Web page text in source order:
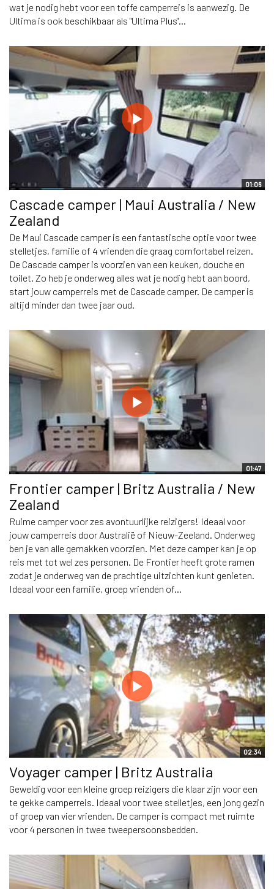
wat je nodig hebt voor een toffe camperreis is aanwezig. De
Ultima is ook beschikbaar als "Ultima Plus"...
01:06
Cascade camper | Maui Australia / New
Zealand
De Maui Cascade camper is een fantastische optie voor twee
stelletjes, familie of 4 vrienden die graag comfortabel reizen.
De Cascade camper is voorzien van een keuken, douche en
toilet. Zo heb je onderweg alles wat je nodig hebt aan boord,
start jouw camperreis met de Cascade camper. De camper is
altijd minder dan twee jaar oud.
01:47
Frontier camper | Britz Australia / New
Zealand
Ruime camper voor zes avontuurlijke reizigers! Ideaal voor
jouw camperreis door Australië of Nieuw-Zeeland. Onderweg
ben je van alle gemakken voorzien. Met deze camper kan je op
reis met tot wel zes personen. De Frontier heeft grote ramen
zodat je onderweg van de prachtige uitzichten kunt genieten.
Ideaal voor een familie, groep vrienden of...
02:34
Voyager camper | Britz Australia
Geweldig voor een kleine groep reizigers die klaar zijn voor een
te gekke camperreis. Ideaal voor twee stelletjes, een jong gezin
of groep van vier vrienden. De camper is compact met ruimte
voor 4 personen in twee tweepersoonsbedden.